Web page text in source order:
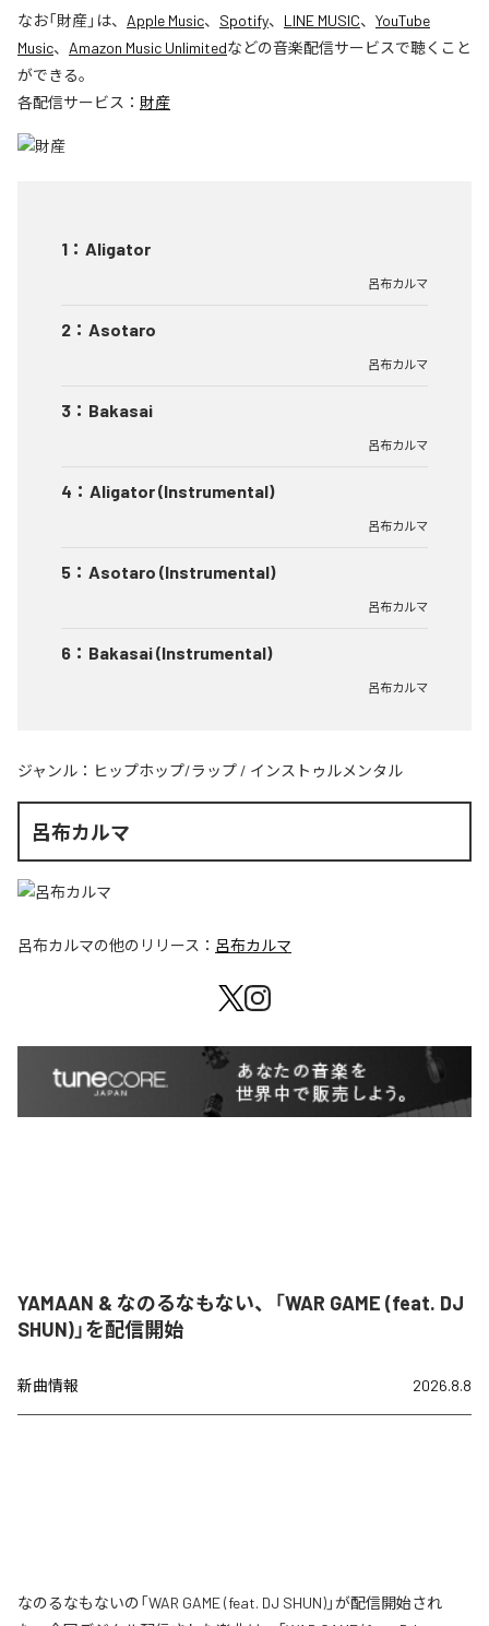
なお「財産」は、 Apple Music、 Spotify、 LINE MUSIC、 YouTube
Music、 Amazon Music Unlimitedなどの音楽配信サービスで聴くこと
ができる。
各配信サービス： 財産
1 ： Aligator
呂布カルマ
2 ： Asotaro
呂布カルマ
3 ： Bakasai
呂布カルマ
4 ： Aligator (Instrumental)
呂布カルマ
5 ： Asotaro (Instrumental)
呂布カルマ
6 ： Bakasai (Instrumental)
呂布カルマ
ジャンル： ヒップホップ/ラップ / インストゥルメンタル
呂布カルマ
呂布カルマの他のリリース： 呂布カルマ
YAMAAN & なのるなもない、「WAR GAME (feat. DJ
SHUN)」を配信開始
新曲情報 2026.8.8
なのるなもないの「WAR GAME (feat. DJ SHUN)」が配信開始され